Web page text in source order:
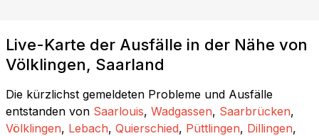
Live-Karte der Ausfälle in der Nähe von
Völklingen, Saarland
Die kürzlichst gemeldeten Probleme und Ausfälle
entstanden von Saarlouis, Wadgassen, Saarbrücken,
Völklingen, Lebach, Quierschied, Püttlingen, Dillingen,